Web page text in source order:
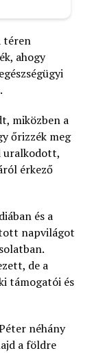
téren
ahogy
miközben a
őrizzék meg
uralkodott,
érkező
és a
napvilágot
de a
támogatói és
néhány
a földre